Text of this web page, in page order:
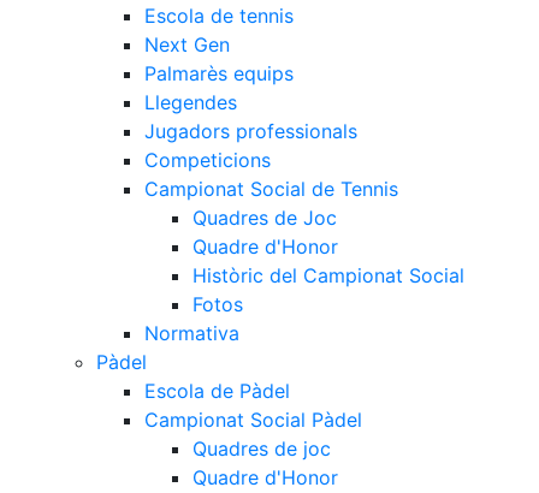
Escola de tennis
Next Gen
Palmarès equips
Llegendes
Jugadors professionals
Competicions
Campionat Social de Tennis
Quadres de Joc
Quadre d'Honor
Històric del Campionat Social
Fotos
Normativa
Pàdel
Escola de Pàdel
Campionat Social Pàdel
Quadres de joc
Quadre d'Honor